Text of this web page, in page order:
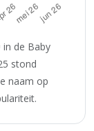
de Baby
stond
naam op